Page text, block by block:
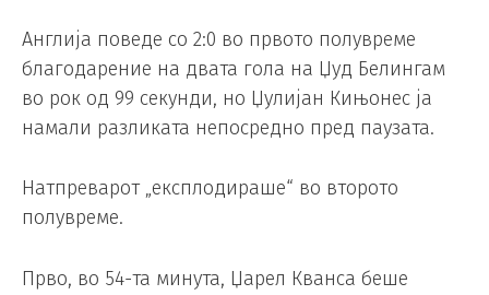
Англија поведе со 2:0 во првото полувреме
благодарение на двата гола на Џуд Белингам
во рок од 99 секунди, но Џулијан Кињонес ја
намали разликата непосредно пред паузата.
Натпреварот „експлодираше“ во второто
полувреме.
Прво, во 54-та минута, Џарел Кванса беше